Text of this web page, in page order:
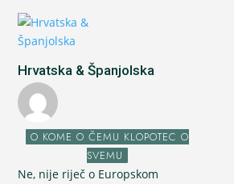
Hrvatska & Španjolska
O KOME O ČEMU KLOPOTEC O
SVEMU
Ne, nije riječ o Europskom